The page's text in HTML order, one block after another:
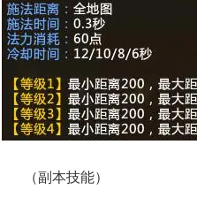
（副本技能）